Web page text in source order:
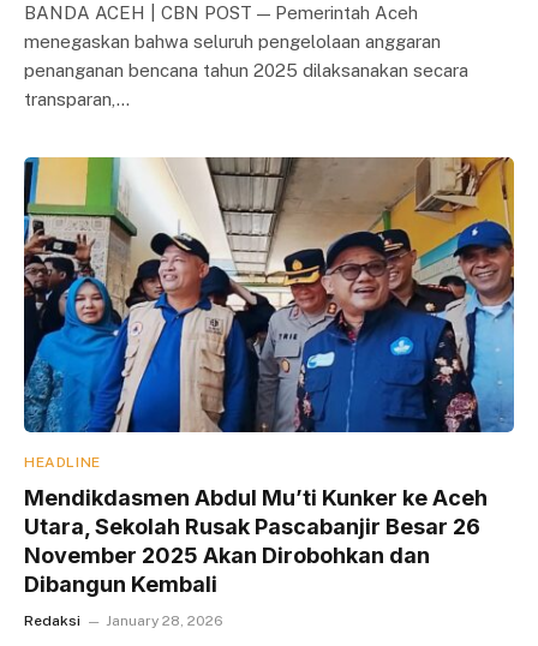
BANDA ACEH | CBN POST — Pemerintah Aceh
menegaskan bahwa seluruh pengelolaan anggaran
penanganan bencana tahun 2025 dilaksanakan secara
transparan,…
HEADLINE
Mendikdasmen Abdul Mu’ti Kunker ke Aceh
Utara, Sekolah Rusak Pascabanjir Besar 26
November 2025 Akan Dirobohkan dan
Dibangun Kembali
Redaksi January 28, 2026